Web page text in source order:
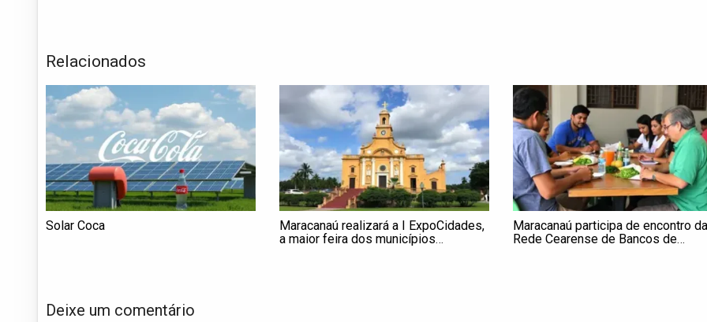
Relacionados
Solar Coca
Maracanaú realizará a I ExpoCidades,
a maior feira dos municípios
Maracanaú participa de encontro da
Rede Cearense de Bancos de
Deixe um comentário